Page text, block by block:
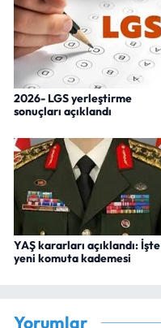
2026- LGS yerleştirme
sonuçları açıklandı
YAŞ kararları açıklandı: İşte
yeni komuta kademesi
Yorumlar